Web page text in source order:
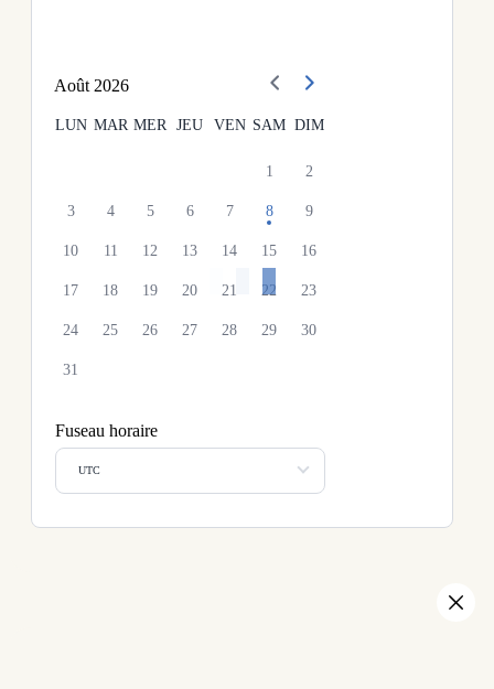
Août2026
LUN MAR MER JEU VEN SAM DIM
1 2
3 4 5 6 7 8 9
10 11 12 13 14 15 16
17 18 19 20 21 22 23
24 25 26 27 28 29 30
31
Fuseau horaire
UTC